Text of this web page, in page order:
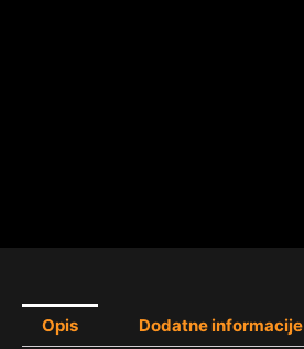
Opis Dodatne informacije